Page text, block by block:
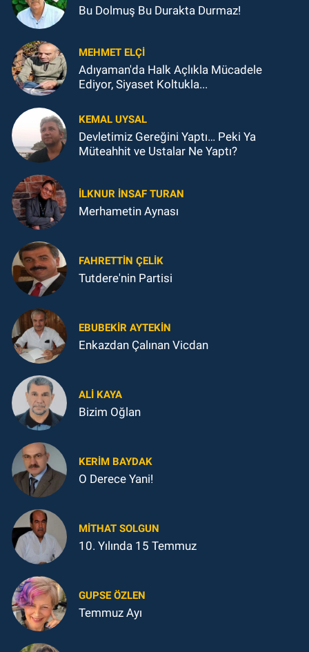
Bu Dolmuş Bu Durakta Durmaz!
MEHMET ELÇI
Adıyaman'da Halk Açlıkla Mücadele
Ediyor, Siyaset Koltukla...
KEMAL UYSAL
Devletimiz Gereğini Yaptı… Peki Ya
Müteahhit ve Ustalar Ne Yaptı?
İLKNUR İNSAF TURAN
Merhametin Aynası
FAHRETTIN ÇELİK
Tutdere'nin Partisi
EBUBEKIR AYTEKIN
Enkazdan Çalınan Vicdan
ALI KAYA
Bizim Oğlan
KERIM BAYDAK
O Derece Yani!
MITHAT SOLGUN
10. Yılında 15 Temmuz
GUPSE ÖZLEN
Temmuz Ayı